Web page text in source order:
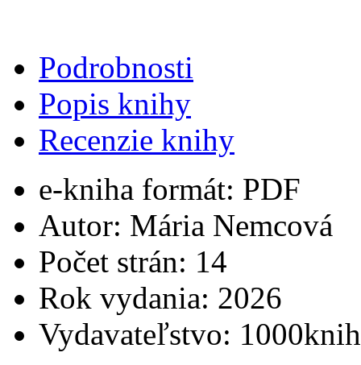
Podrobnosti
Popis knihy
Recenzie knihy
e-kniha formát: PDF
Autor: Mária Nemcová
Počet strán: 14
Rok vydania: 2026
Vydavateľstvo: